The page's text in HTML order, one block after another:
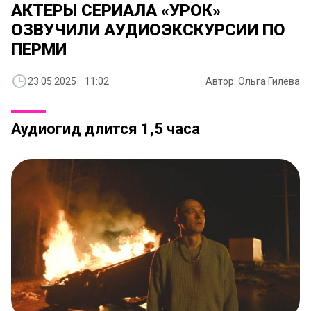
АКТЕРЫ СЕРИАЛА «УРОК»
ОЗВУЧИЛИ АУДИОЭКСКУРСИИ ПО
ПЕРМИ
23.05.2025 11:02 Автор: Ольга Гилёва
Аудиогид длится 1,5 часа